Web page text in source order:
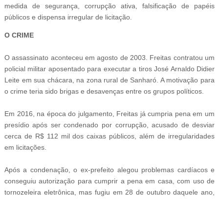
medida de segurança, corrupção ativa, falsificação de papéis
públicos e dispensa irregular de licitação.
O CRIME
O assassinato aconteceu em agosto de 2003. Freitas contratou um
policial militar aposentado para executar a tiros José Arnaldo Didier
Leite em sua chácara, na zona rural de Sanharó. A motivação para
o crime teria sido brigas e desavenças entre os grupos políticos.
Em 2016, na época do julgamento, Freitas já cumpria pena em um
presídio após ser condenado por corrupção, acusado de desviar
cerca de R$ 112 mil dos caixas públicos, além de irregularidades
em licitações.
Após a condenação, o ex-prefeito alegou problemas cardíacos e
conseguiu autorização para cumprir a pena em casa, com uso de
tornozeleira eletrônica, mas fugiu em 28 de outubro daquele ano,